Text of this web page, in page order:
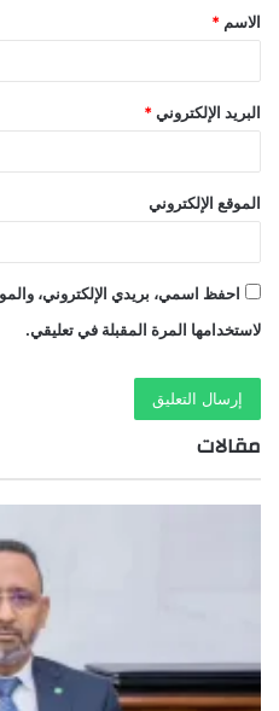
*
الاسم *
البريد الإلكتروني *
الموقع الإلكتروني
احفظ اسمي، بريدي الإلكتروني،
لاستخدامها المرة المقبلة في تعليقي.
مقالات